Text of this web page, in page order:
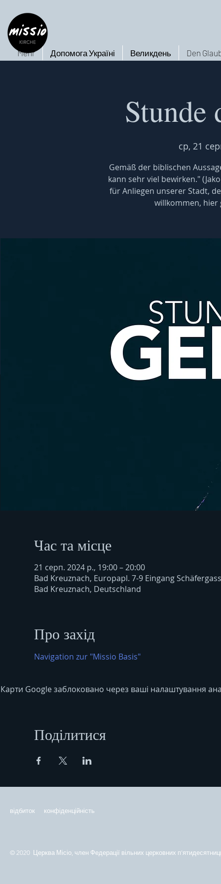
Den
Великдень
Допомога Україні
Mehr
Stunde
ср, 21
Gemäß der biblischen
kann sehr viel bewirken."
für Anliegen unserer Stadt,
willkommen, hier
Час та місце
21 серп. 2024 р., 19:00 – 20:00
Bad Kreuznach, Europapl. 7-9 Eingang
Bad Kreuznach, Deutschland
Про захід
Navigation zur "Missio Basis"
Карти Google заблоковано через ваші налаштування
Поділитися
відбиток конфіденційність
© 2020 Церква Місіо, член Федерації вільних церковних